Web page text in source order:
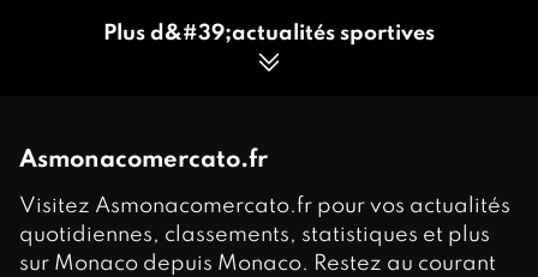
Plus d&#39;actualités sportives
Asmonacomercato.fr
Visitez Asmonacomercato.fr pour vos actualités
quotidiennes, classements, statistiques et plus
sur Monaco depuis Monaco. Restez au courant